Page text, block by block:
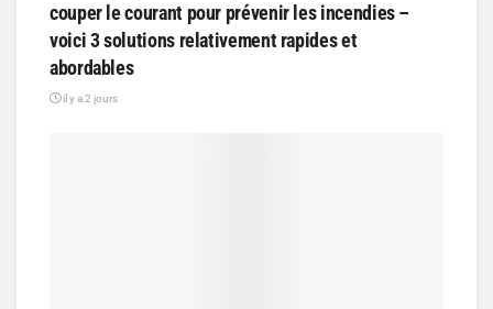
couper le courant pour prévenir les incendies –
voici 3 solutions relativement rapides et
abordables
il y a 2 jours